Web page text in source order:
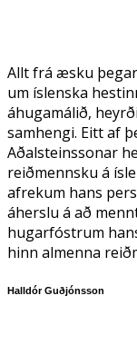
Allt frá æsku
um íslenska
áhugamálið,
samhengi. Eitt af
Aðalsteinssonar
reiðmennsku á
afrekum hans
áherslu á að
hugarfóstrum
hinn almenna
Halldór Guðjónsson